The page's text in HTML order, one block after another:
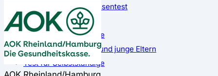
Der große Krankenkassentest
Test für Studierende
Test für Auszubildende
Test für Schwangere und junge Eltern
Test für Selbstständige